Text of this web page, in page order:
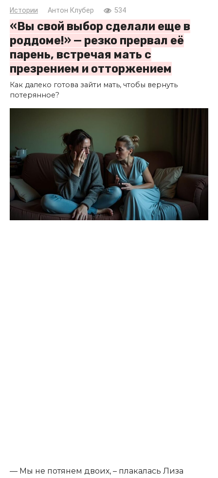
Истории Антон Клубер 534
«Вы свой выбор сделали еще в
роддоме!» — резко прервал её
парень, встречая мать с
презрением и отторжением
Как далеко готова зайти мать, чтобы вернуть
потерянное?
— Мы не потянем двоих, – плакалась Лиза